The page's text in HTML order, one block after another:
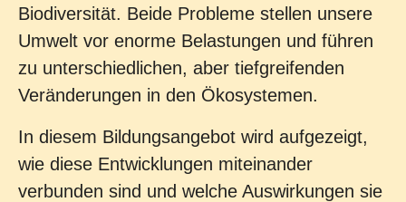
Biodiversität. Beide Probleme stellen unsere
Umwelt vor enorme Belastungen und führen
zu unterschiedlichen, aber tiefgreifenden
Veränderungen in den Ökosystemen.
In diesem Bildungsangebot wird aufgezeigt,
wie diese Entwicklungen miteinander
verbunden sind und welche Auswirkungen sie